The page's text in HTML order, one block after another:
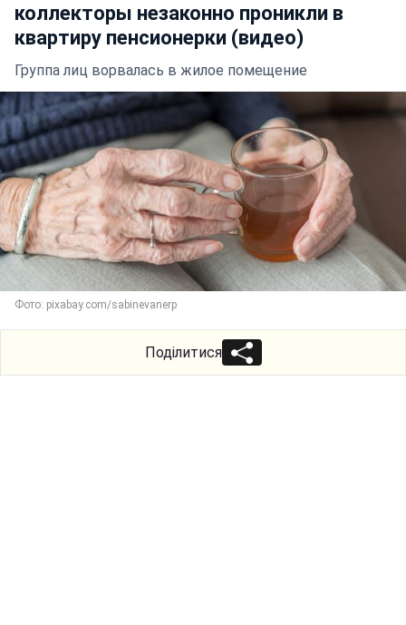
коллекторы незаконно проникли в
квартиру пенсионерки (видео)
Группа лиц ворвалась в жилое помещение
Фото: pixabay.com/sabinevanerp
Поділитися